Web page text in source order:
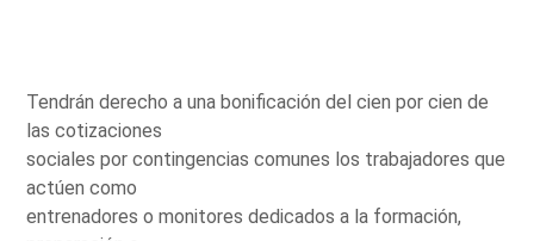
Tendrán derecho a una bonificación del cien por cien de
las cotizaciones
sociales por contingencias comunes los trabajadores que
actúen como
entrenadores o monitores dedicados a la formación,